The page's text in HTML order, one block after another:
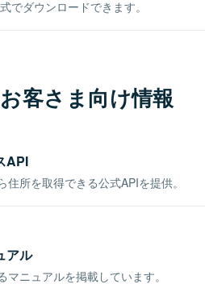
でダウンロードできます。
客さま向け情報
API
所を取得できる公式APIを提供。
アル
ニュアルを掲載しています。